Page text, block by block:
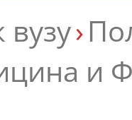
вузу
и